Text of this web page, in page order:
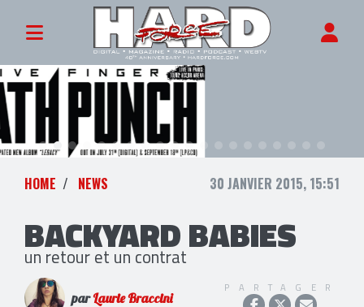
HOME NEWS 30 JANVIER 2015, 15:51
BACKYARD BABIES
un retour et un contrat
parLaurie Braccini
PARTAGER